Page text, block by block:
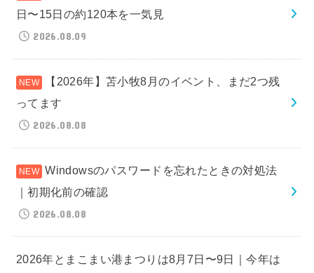
日〜15日の約120本を一気見
2026.08.09
【2026年】苫小牧8月のイベント、まだ2つ残
ってます
2026.08.08
Windowsのパスワードを忘れたときの対処法
｜初期化前の確認
2026.08.08
2026年とまこまい港まつりは8月7日〜9日｜今年は